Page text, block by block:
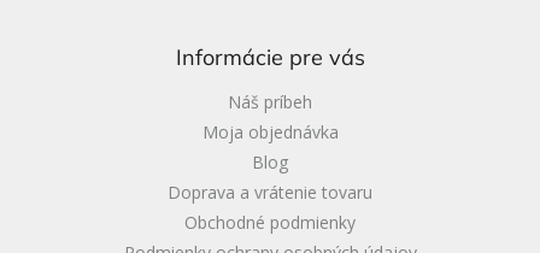
Informácie pre vás
Náš príbeh
Moja objednávka
Blog
Doprava a vrátenie tovaru
Obchodné podmienky